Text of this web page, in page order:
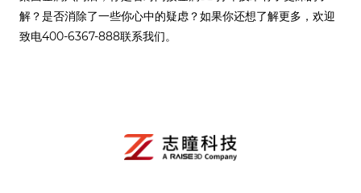
解？是否消除了一些你心中的疑虑？如果你还想了解更多，欢迎
致电400-6367-888联系我们。